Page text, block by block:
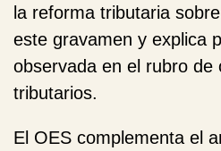
la reforma tributaria
este gravamen y explica
observada en el rubro de
tributarios.
El OES complementa el